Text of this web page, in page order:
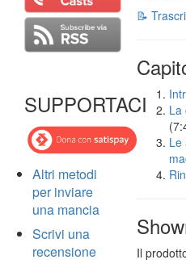
SUPPORTACI
Altri metodi
per inviare
una mancia
Scrivi una
recensione
📝
La
Le
Il